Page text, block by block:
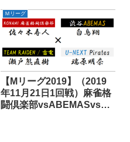
ーツ
Ｍリーグ
【Mリーグ2019】（2019
年11月21日1回戦）麻雀格
闘倶楽部vsABEMASvs雷